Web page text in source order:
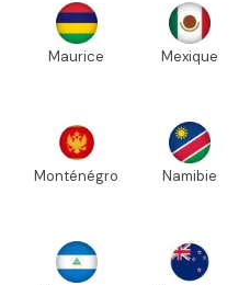
Maurice Mexique
Monténégro Namibie